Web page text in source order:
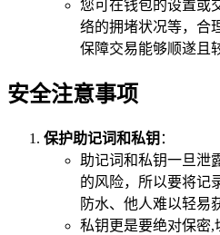
您可在钱包的设置或
络的拥堵状况等，合
保障交易能够顺遂且
安全注意事项
保护助记词和私钥 ：
助记词和私钥一旦泄
的风险，所以要将记
防水、他人难以轻易
私钥更是要绝对保密,